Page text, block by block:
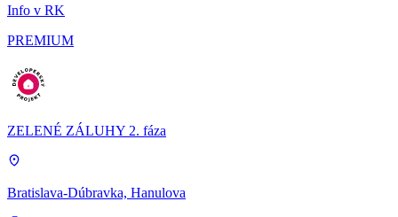
Info v RK
PREMIUM
ZELENÉ ZÁLUHY 2. fáza
Bratislava-Dúbravka, Hanulova